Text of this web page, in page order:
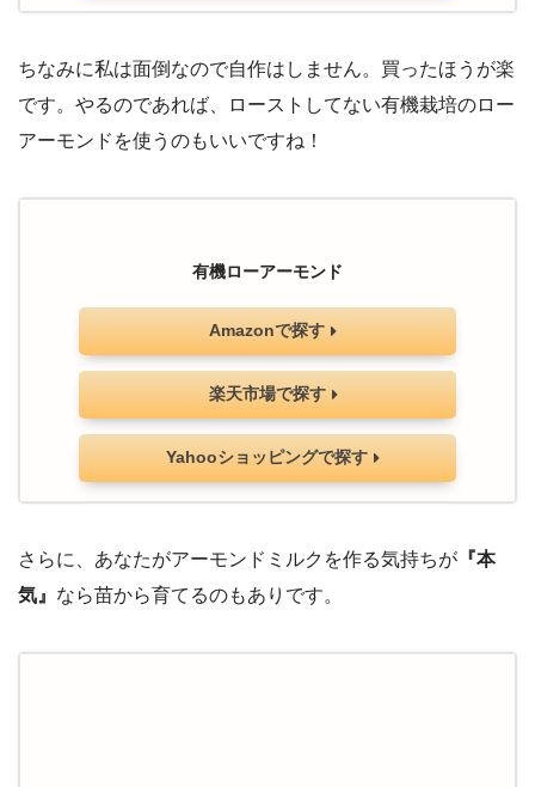
ちなみに私は面倒なので自作はしません。買ったほうが楽
です。やるのであれば、ローストしてない有機栽培のロー
アーモンドを使うのもいいですね！
有機ローアーモンド
Amazonで探す
楽天市場で探す
Yahooショッピングで探す
さらに、あなたがアーモンドミルクを作る気持ちが 『本
気』 なら苗から育てるのもありです。